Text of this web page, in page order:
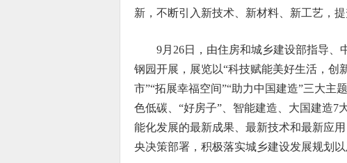
新，不断引入新技术、新材料、新工艺，提
9月26日，由住房和城乡建设部指导
钢园开展，展览以“科技赋能美好生活，创
市”“拓展幸福空间”“助力中国建造”三大主
色低碳、“好房子”、智能建造、大国建造7
能化发展的最新成果、最新技术和最新应
央决策部署，积极落实城乡建设发展规划